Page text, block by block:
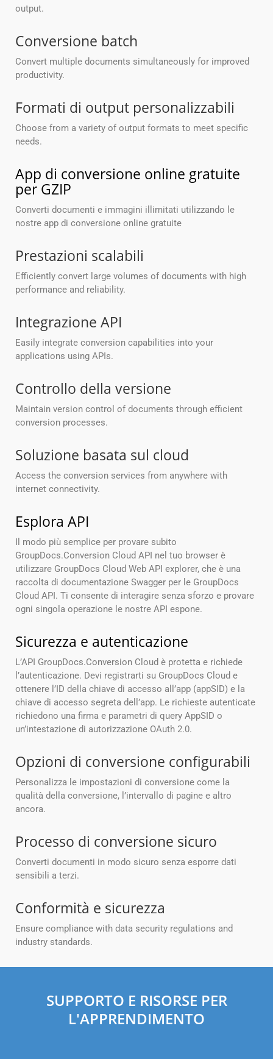
output.
Conversione batch
Convert multiple documents simultaneously for improved
productivity.
Formati di output personalizzabili
Choose from a variety of output formats to meet specific
needs.
App di conversione online gratuite
per GZIP
Converti documenti e immagini illimitati utilizzando le
nostre app di conversione online gratuite
Prestazioni scalabili
Efficiently convert large volumes of documents with high
performance and reliability.
Integrazione API
Easily integrate conversion capabilities into your
applications using APIs.
Controllo della versione
Maintain version control of documents through efficient
conversion processes.
Soluzione basata sul cloud
Access the conversion services from anywhere with
internet connectivity.
Esplora API
Il modo più semplice per provare subito
GroupDocs.Conversion Cloud API nel tuo browser è
utilizzare GroupDocs Cloud Web API explorer, che è una
raccolta di documentazione Swagger per le GroupDocs
Cloud API. Ti consente di interagire senza sforzo e provare
ogni singola operazione le nostre API espone.
Sicurezza e autenticazione
L’API GroupDocs.Conversion Cloud è protetta e richiede
l’autenticazione. Devi registrarti su GroupDocs Cloud e
ottenere l’ID della chiave di accesso all’app (appSID) e la
chiave di accesso segreta dell’app. Le richieste autenticate
richiedono una firma e parametri di query AppSID o
un’intestazione di autorizzazione OAuth 2.0.
Opzioni di conversione configurabili
Personalizza le impostazioni di conversione come la
qualità della conversione, l’intervallo di pagine e altro
ancora.
Processo di conversione sicuro
Converti documenti in modo sicuro senza esporre dati
sensibili a terzi.
Conformità e sicurezza
Ensure compliance with data security regulations and
industry standards.
SUPPORTO E RISORSE PER
L'APPRENDIMENTO